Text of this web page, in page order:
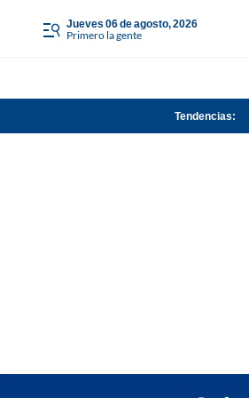
jueves 06 de agosto, 2026
Primero la gente
Tendencias: